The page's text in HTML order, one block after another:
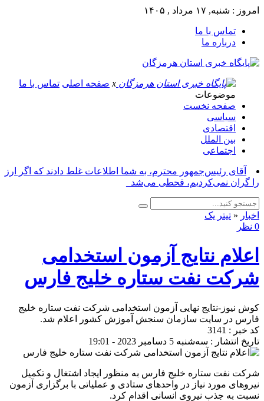
امروز : شنبه, ۱۷ مرداد , ۱۴۰۵
تماس با ما
درباره ما
x صفحه اصلی تماس با ما
موضوعات
صفحه نخست
سیاسی
اقتصادی
بین الملل
اجتماعی
آقای رئیس‌جمهور محترم، به شما اطلاعات غلط دادند که اگر ارز
را گران نمی‌کردیم، قحطی می‌شد_
اخبار « تیتر یک
0 نظر
اعلام نتایج آزمون استخدامی
شرکت نفت ستاره خلیج فارس
کوش نیوز-نتایج نهایی آزمون استخدامی شرکت نفت ستاره خلیج
فارس در سایت سازمان سنجش آموزش کشور اعلام شد.
کد خبر : 3141
تاریخ انتشار : سه‌شنبه 5 دسامبر 2023 - 19:01
شرکت نفت ستاره خلیج فارس به منظور ایجاد اشتغال و تکمیل
نیروهای مورد نیاز در واحدهای ستادی و عملیاتی با برگزاری آزمون
نسبت به جذب نیروی انسانی اقدام کرد.